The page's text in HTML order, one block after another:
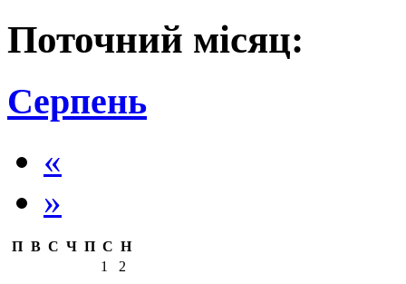
Поточний місяц:
Серпень
«
»
П В С Ч П С Н
1
2